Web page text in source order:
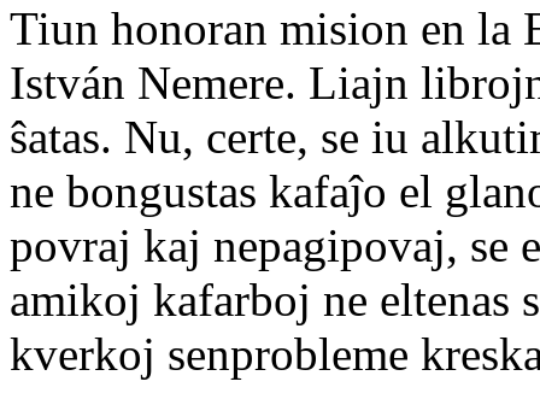
Tiun honoran mision en la
István Nemere. Liajn
ŝatas. Nu, certe, se iu
ne bongustas kafaĵo el
povraj kaj nepagipovaj, se
amikoj kafarboj ne eltenas
kverkoj senprobleme